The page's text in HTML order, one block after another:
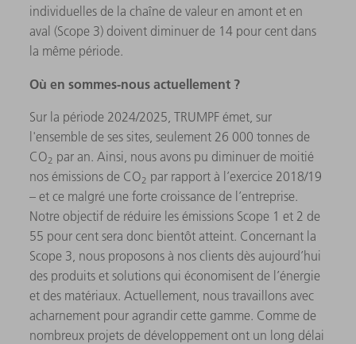
individuelles de la chaîne de valeur en amont et en
aval (Scope 3) doivent diminuer de 14 pour cent dans
la même période.
Où en sommes-nous actuellement ?
Sur la période 2024/2025, TRUMPF émet, sur
l'ensemble de ses sites, seulement 26 000 tonnes de
CO2 par an. Ainsi, nous avons pu diminuer de moitié
nos émissions de CO2 par rapport à l’exercice 2018/19
– et ce malgré une forte croissance de l’entreprise.
Notre objectif de réduire les émissions Scope 1 et 2 de
55 pour cent sera donc bientôt atteint. Concernant la
Scope 3, nous proposons à nos clients dès aujourd’hui
des produits et solutions qui économisent de l’énergie
et des matériaux. Actuellement, nous travaillons avec
acharnement pour agrandir cette gamme. Comme de
nombreux projets de développement ont un long délai